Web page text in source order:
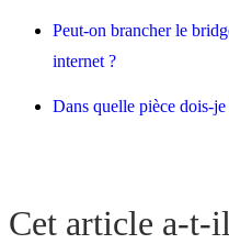
Peut-on brancher le
internet ?
Dans quelle pièce dois-
Cet article a-t-